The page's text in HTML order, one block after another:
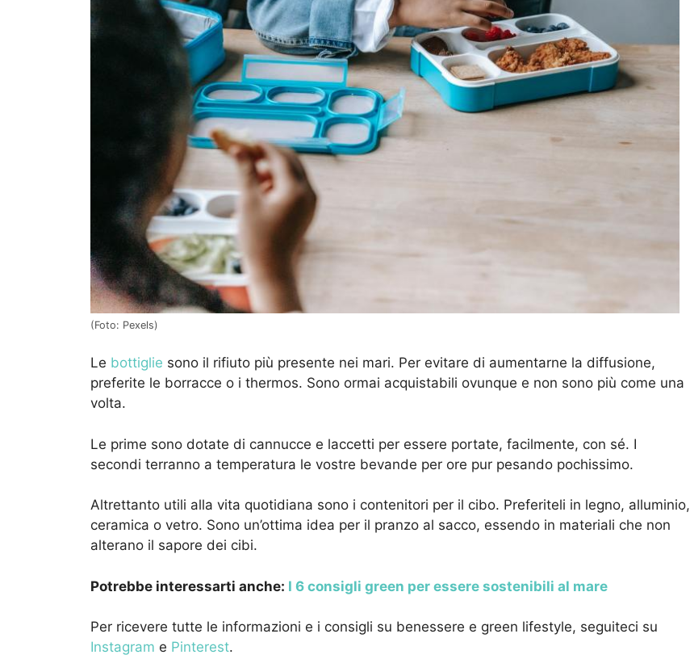
(Foto: Pexels)
Le bottiglie sono il rifiuto più presente nei mari. Per evitare di aumentarne la diffusione,
preferite le borracce o i thermos. Sono ormai acquistabili ovunque e non sono più come una
volta.
Le prime sono dotate di cannucce e laccetti per essere portate, facilmente, con sé. I
secondi terranno a temperatura le vostre bevande per ore pur pesando pochissimo.
Altrettanto utili alla vita quotidiana sono i contenitori per il cibo. Preferiteli in legno, alluminio,
ceramica o vetro. Sono un’ottima idea per il pranzo al sacco, essendo in materiali che non
alterano il sapore dei cibi.
Potrebbe interessarti anche: I 6 consigli green per essere sostenibili al mare
Per ricevere tutte le informazioni e i consigli su benessere e green lifestyle, seguiteci su
Instagram e Pinterest.